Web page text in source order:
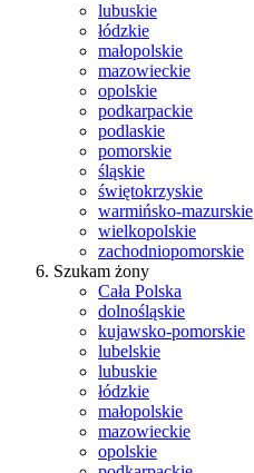
lubuskie
łódzkie
małopolskie
mazowieckie
opolskie
podkarpackie
podlaskie
pomorskie
śląskie
świętokrzyskie
warmińsko-mazurskie
wielkopolskie
zachodniopomorskie
Szukam żony
Cała Polska
dolnośląskie
kujawsko-pomorskie
lubelskie
lubuskie
łódzkie
małopolskie
mazowieckie
opolskie